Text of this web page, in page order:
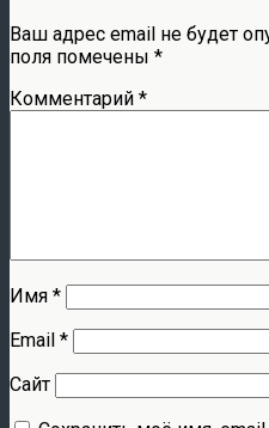
Ваш адрес email не будет
поля помечены *
Комментарий *
Имя *
Email *
Сайт